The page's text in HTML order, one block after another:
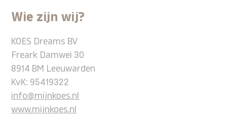
Wie zijn wij?
KOES Dreams BV
Freark Damwei 30
8914 BM Leeuwarden
KvK: 95419322
info@mijnkoes.nl
www.mijnkoes.nl